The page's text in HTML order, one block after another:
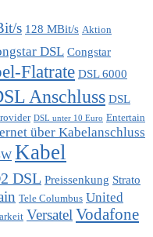
s 128 MBit/s Aktion
DSL Congstar
Flatrate DSL 6000
Anschluss DSL
DSL unter 10 Euro Entertain
über Kabelanschluss
Kabel
DSL Preissenkung Strato
Tele Columbus United
Versatel Vodafone